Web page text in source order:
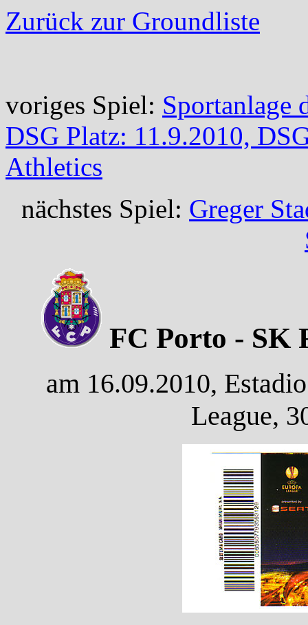
Zurück zur Groundliste
voriges Spiel: Sportanlage
DSG Platz: 11.9.2010,
Athletics
nächstes Spiel: Greger
FC Porto - SK
am 16.09.2010,
League,